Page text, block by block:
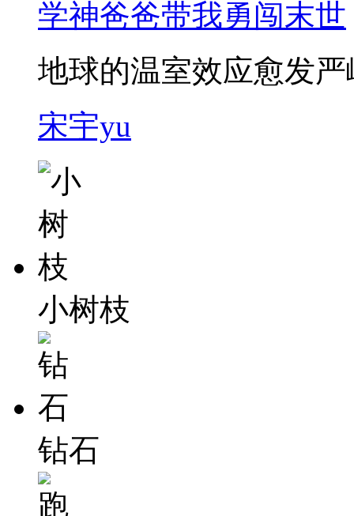
学神爸爸带我勇闯末世
地球的温室效应愈发
宋宇yu
小树枝
钻石